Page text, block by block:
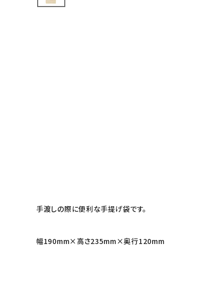
長期保存食（非常食）から探す
お問い合わせ手渡しの際に便利な手提げ袋です。
幅190mm×高さ235mm×奥行120mm